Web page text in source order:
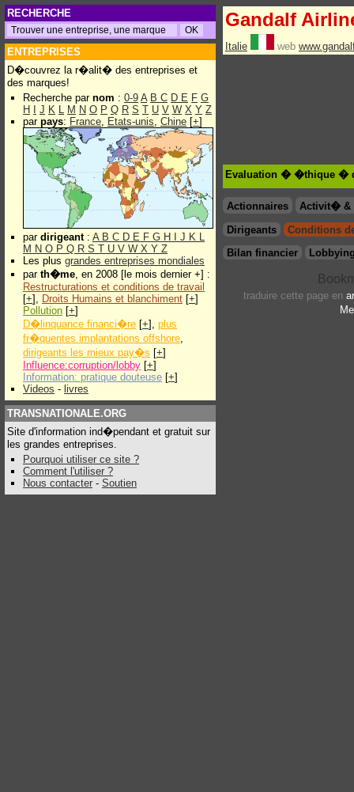
RECHERCHE
ENTREPRISES
D�couvrez la r�alit� des entreprises et
des marques!
Recherche par nom : 0-9 A B C D E F G
H
J K L M N O P Q R S T U V W X Y Z
par pays: France, Etats-unis, Chine [+]
par dirigeant: A B C D E F G H J K L
M N O P Q R S T U V W X Y Z
Les plus grandes entreprises mondiales
par th�me, en 2008 [le mois dernier +] :
Restructurations et conditions de travail
[+], Droits Humains et blanchiment [+]
Pollution [+]
D�linquance financi�re [+], plus
fr�quentes implantations offshore,
dirigeants les mieux pay�s [+]
Influence:corruption/lobby [+]
Information: pratique douteuse [+]
Videos - livres
TRANSNATIONALE.ORG
Site d'information ind�pendant et gratuit sur
les grandes entreprises.
Pourquoi utiliser ce site ?
Comment l'utiliser ?
Nous contacter - Soutien
Gandalf
Italie web
Evaluation � �thique �
Actionnaires
Activit� &
Dirigeants
Conditions
Bilan financier
traduire cette page en